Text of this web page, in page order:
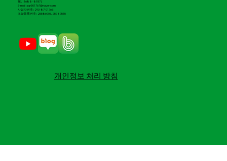
TEL : 1688 -8937 |
E-mail : sgr501767@naver.com
​사업자번호 : 293-87-01766 |
조달등록번호 : 25586906, 25787515
​개인정보 처리 방침